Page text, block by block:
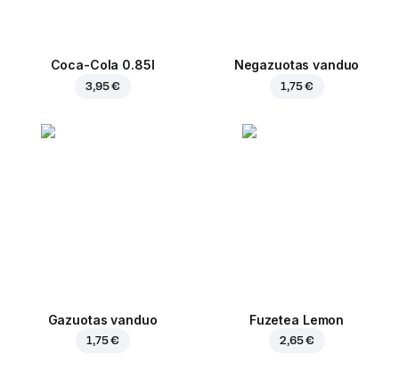
Coca-Cola 0.85l
3,95 €
Negazuotas vanduo
1,75 €
Gazuotas vanduo
1,75 €
Fuzetea Lemon
2,65 €